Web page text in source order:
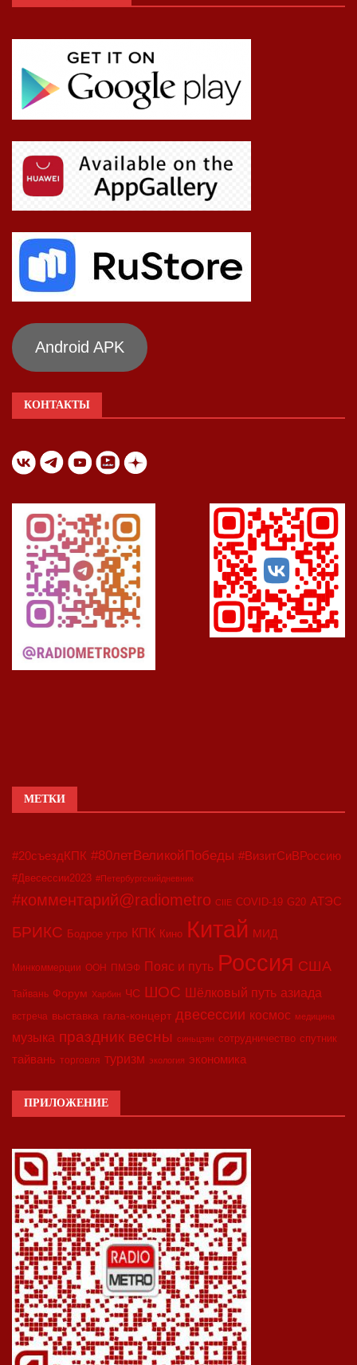
Android APK
КОНТАКТЫ
МЕТКИ
#20съездКПК #80летВеликойПобеды #ВизитСиВРоссию
#Двесессии2023 #Петербургскийдневник
#комментарий@radiometro CIIE COVID-19 G20 АТЭС
БРИКС Бодрое утро КПК Кино Китай МИД
Минкоммерции ООН ПМЭФ Пояс и путь Россия США
Тайвань Форум Харбин ЧС ШОС Шёлковый путь азиада
встреча выставка гала-концерт двесессии космос медицина
музыка праздник весны синьцзян сотрудничество спутник
тайвань торговля туризм экология экономика
ПРИЛОЖЕНИЕ